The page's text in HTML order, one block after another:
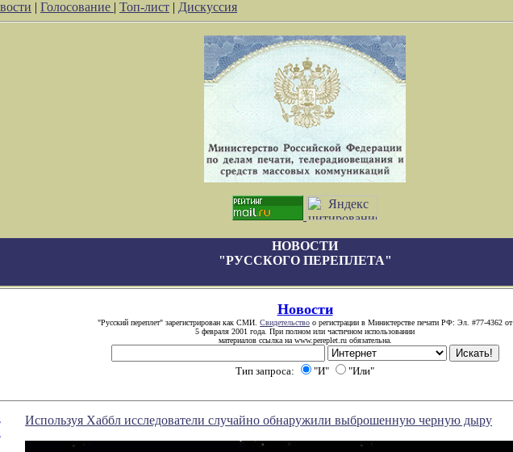
| Голосование | Топ-лист | Дискуссия
НОВОСТИ
"РУССКОГО ПЕРЕПЛЕТА"
Новости
"Русский переплет" зарегистрирован как СМИ. Свидетельство о регистрации в Министерстве печати РФ: Эл. #77-4362 от
5 февраля 2001 года. При полном или частичном использовании
материалов ссылка на www.pereplet.ru обязательна.
Тип запроса: "И" "Или"
Используя Хаббл исследователи случайно обнаружили выброшенную черную дыру